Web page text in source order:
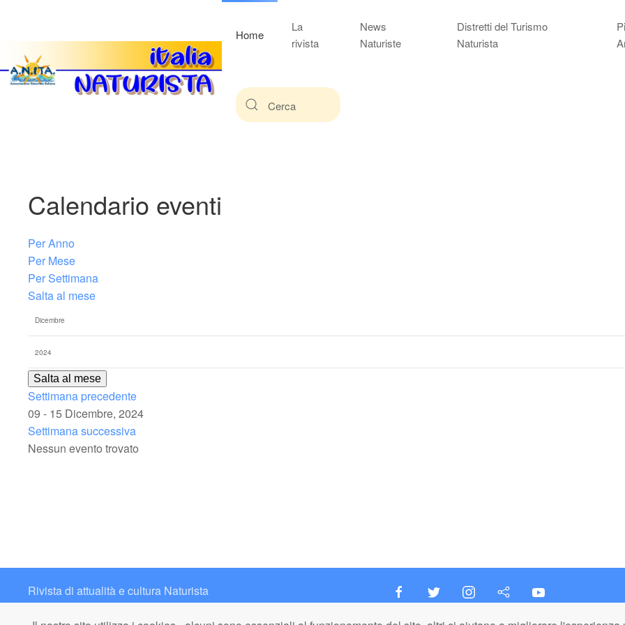
Home
La
rivista
News
Naturiste
Distretti del Turismo
Naturista
Calendario eventi
Per Anno
Per Mese
Per Settimana
Salta al mese
Salta al mese
Settimana precedente
09 - 15 Dicembre, 2024
Settimana successiva
Nessun evento trovato
Rivista di attualità e cultura Naturista
Contatto: redazione@italianaturista.it